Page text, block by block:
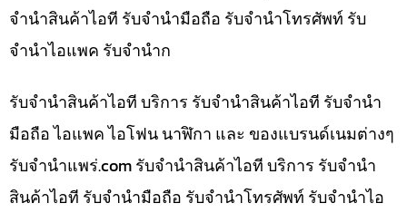
จำนำสินค้าไอที รับจำนำมือถือ รับจำนำโทรศัพท์ รับ
จำนำไอแพค รับจำนำก
รับจำนำสินค้าไอที บริการ รับจำนำสินค้าไอที รับจำนำ
มือถือ ไอแพค ไอโฟน นาฬิกา และ ของแบรนด์เนมต่างๆ
รับจํานําแพร่.com รับจำนำสินค้าไอที บริการ รับจำนำ
สินค้าไอที รับจำนำมือถือ รับจำนำโทรศัพท์ รับจำนำไอ